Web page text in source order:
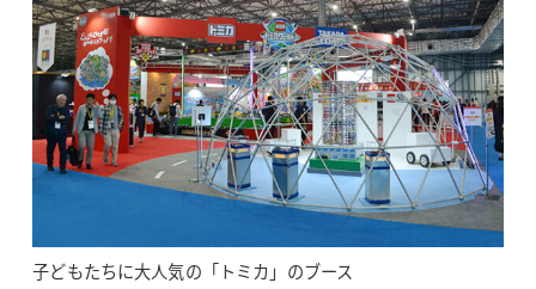
子どもたちに大人気の「トミカ」のブース